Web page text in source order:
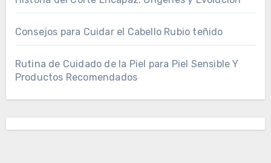
Consejos para Cuidar el Cabello Rubio teñido
Rutina de Cuidado de la Piel para Piel Sensible Y
Productos Recomendados